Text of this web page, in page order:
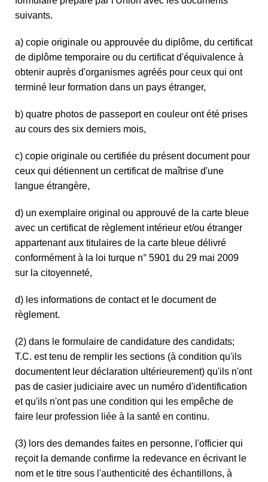
suivants.
a) copie originale ou approuvée du diplôme, du certificat
de diplôme temporaire ou du certificat d'équivalence à
obtenir auprès d'organismes agréés pour ceux qui ont
terminé leur formation dans un pays étranger,
b) quatre photos de passeport en couleur ont été prises
au cours des six derniers mois,
c) copie originale ou certifiée du présent document pour
ceux qui détiennent un certificat de maîtrise d'une
langue étrangère,
d) un exemplaire original ou approuvé de la carte bleue
avec un certificat de règlement intérieur et/ou étranger
appartenant aux titulaires de la carte bleue délivré
conformément à la loi turque n° 5901 du 29 mai 2009
sur la citoyenneté,
d) les informations de contact et le document de
règlement.
(2) dans le formulaire de candidature des candidats;
T.C. est tenu de remplir les sections (à condition qu'ils
documentent leur déclaration ultérieurement) qu'ils n'ont
pas de casier judiciaire avec un numéro d'identification
et qu'ils n'ont pas une condition qui les empêche de
faire leur profession liée à la santé en continu.
(3) lors des demandes faites en personne, l'officier qui
reçoit la demande confirme la redevance en écrivant le
nom et le titre sous l'authenticité des échantillons, à